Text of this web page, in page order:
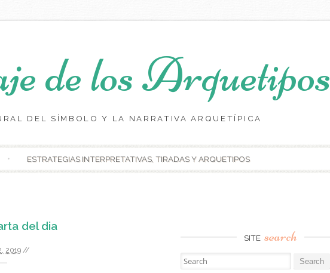
de los Arquetipos
DEL SÍMBOLO Y LA NARRATIVA ARQUETÍPICA
ESTRATEGIAS INTERPRETATIVAS, TIRADAS Y ARQUETIPOS
del dia
2019 //
SITE search
Search for: